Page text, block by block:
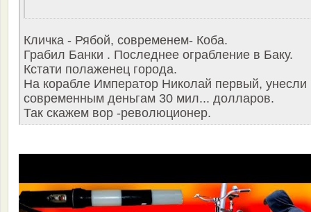
Кличка - Рябой, современем- Коба.
Грабил Банки . Последнее ограбление в Баку.
Кстати полаженец города.
На корабле Император Николай первый, унесли
современным деньгам 30 мил... долларов.
Так скажем вор -революционер.